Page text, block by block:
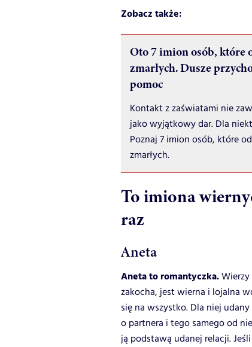
Zobacz także:
Oto 7 imion osób, które
zmarłych. Dusze
pomoc
Kontakt z zaświatami nie
jako wyjątkowy dar. Dla
Poznaj 7 imion osób, które
zmarłych.
To imiona
raz
Aneta
Aneta to romantyczka.
zakocha, jest wierna i lojalna
się na wszystko. Dla niej
o partnera i tego samego od
ją podstawą udanej relacji.